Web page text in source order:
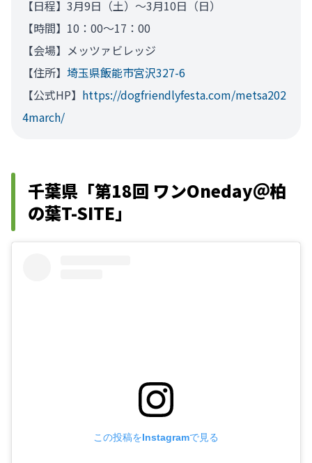
【日程】3月9日（土）～3月10日（日）
【時間】10：00～17：00
【会場】メッツァビレッジ
【住所】 埼玉県飯能市宮沢327-6
【公式HP】 https://dogfriendlyfesta.com/metsa202
4march/
千葉県「第18回 ワンOneday＠柏
の葉T-SITE」
この投稿をInstagramで見る